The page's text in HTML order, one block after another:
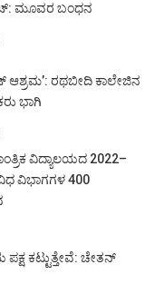
ಮೂವರ ಬಂಧನ
ರಥಬೀದಿ ಕಾಲೇಜಿನ
ಭಾಗಿ
ವಿದ್ಯಾಲಯದ 2022–
ವಿಭಾಗಗಳ 400
ಕಟ್ಟುತ್ತೇವೆ: ಚೇತನ್